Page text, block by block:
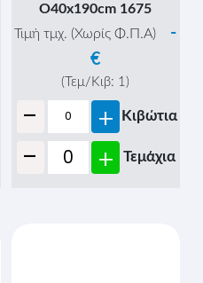
O40x190cm 1675
Τιμή τμχ. (Χωρίς Φ.Π.Α)
-
€
(Τεμ/Κιβ: 1)
- + Κιβώτια
- + Τεμάχια